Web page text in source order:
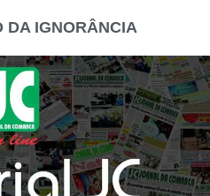
DA IGNORÂNCIA